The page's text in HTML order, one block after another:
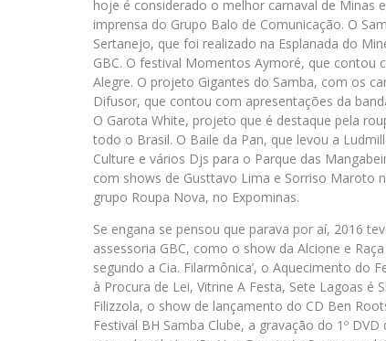
hoje é considerado o melhor carnaval de Minas
imprensa do Grupo Balo de Comunicação. O
Sertanejo, que foi realizado na Esplanada do
GBC. O festival Momentos Aymoré, que
Alegre. O projeto Gigantes do Samba, com os
Difusor, que contou com apresentações da
O Garota White, projeto que é destaque pela
todo o Brasil. O Baile da Pan, que levou a
Culture e vários Djs para o Parque das
com shows de Gusttavo Lima e Sorriso Maroto
grupo Roupa Nova, no Expominas.
Se engana se pensou que parava por aí, 2016
assessoria GBC, como o show da Alcione e
segundo a Cia. Filarmônica’, o Aquecimento do
à Procura de Lei, Vitrine A Festa, Sete Lagoas é
Filizzola, o show de lançamento do CD Ben
Festival BH Samba Clube, a gravação do 1º